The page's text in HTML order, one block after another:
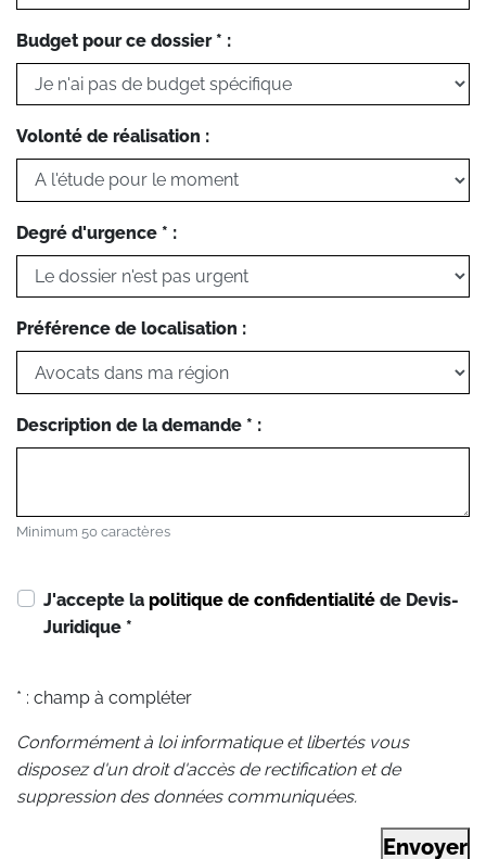
Budget pour ce dossier * :
Volonté de réalisation :
Degré d'urgence * :
Préférence de localisation :
Description de la demande * :
Minimum 50 caractères
J'accepte la politique de confidentialité de Devis-
Juridique *
* : champ à compléter
Conformément à loi informatique et libertés vous
disposez d'un droit d'accès de rectification et de
suppression des données communiquées.
Envoyer